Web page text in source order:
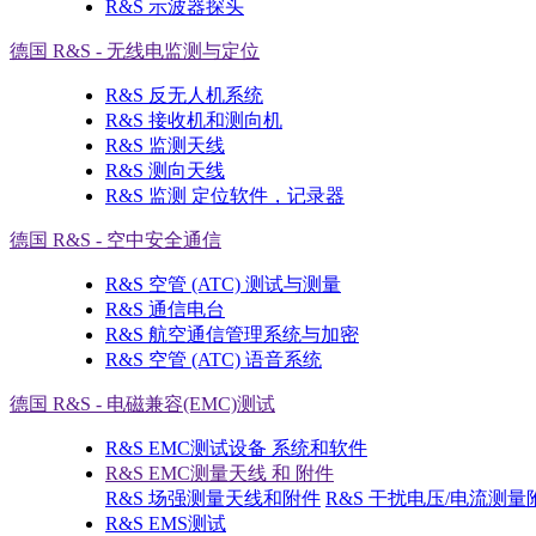
R&S 示波器探头
德国 R&S - 无线电监测与定位
R&S 反无人机系统
R&S 接收机和测向机
R&S 监测天线
R&S 测向天线
R&S 监测 定位软件，记录器
德国 R&S - 空中安全通信
R&S 空管 (ATC) 测试与测量
R&S 通信电台
R&S 航空通信管理系统与加密
R&S 空管 (ATC) 语音系统
德国 R&S - 电磁兼容(EMC)测试
R&S EMC测试设备 系统和软件
R&S EMC测量天线 和 附件
R&S 场强测量天线和附件 R&S 干扰电压/电流测量
R&S EMS测试